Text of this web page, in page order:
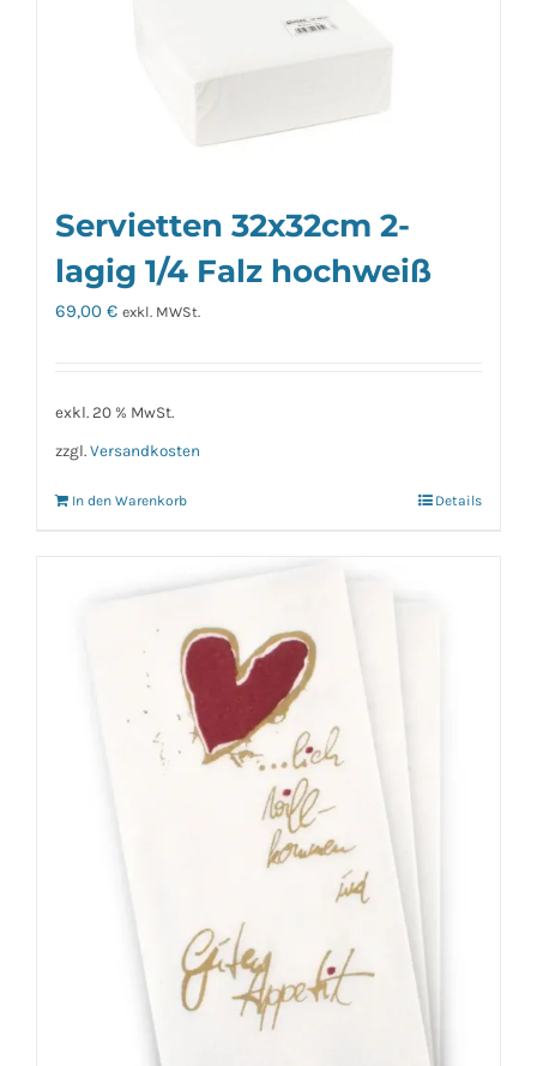
Servietten 32x32cm 2-
lagig 1/4 Falz hochweiß
69,00 € exkl. MWSt.
exkl. 20 % MwSt.
zzgl. Versandkosten
In den Warenkorb Details